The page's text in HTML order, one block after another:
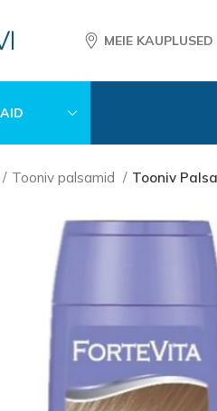
MEIE KAUPLUSED
Tooniv palsamid Tooniv